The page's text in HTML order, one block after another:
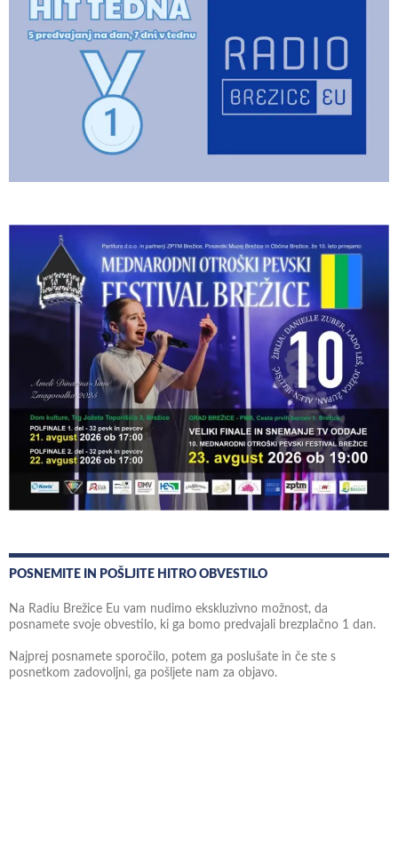
POSNEMITE IN POŠLJITE HITRO OBVESTILO
Na Radiu Brežice Eu vam nudimo ekskluzivno možnost, da
posnamete svoje obvestilo, ki ga bomo predvajali brezplačno 1 dan.
Najprej posnamete sporočilo, potem ga poslušate in če ste s
posnetkom zadovoljni, ga pošljete nam za objavo.